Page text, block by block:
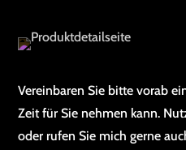
Vereinbaren Sie bitte vorab
Zeit für Sie nehmen kann.
oder rufen Sie mich gerne